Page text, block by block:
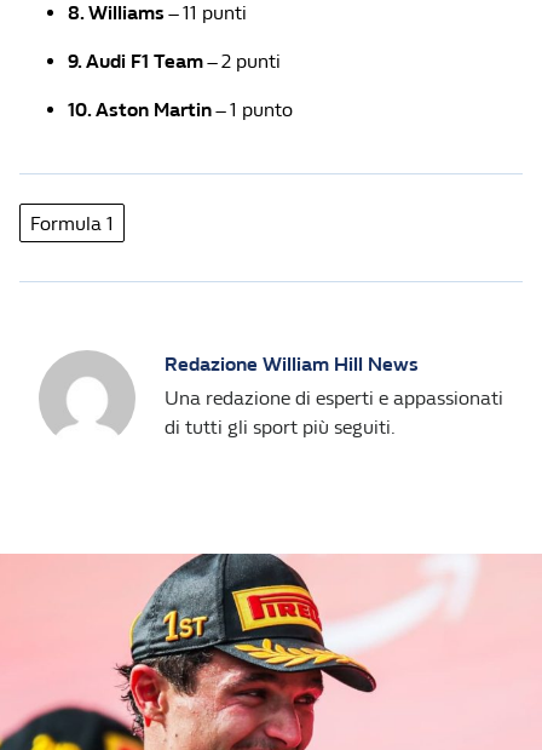
8. Williams – 11 punti
9. Audi F1 Team– 2 punti
10. Aston Martin– 1 punto
Formula 1
Redazione William Hill News
Una redazione di esperti e appassionati
di tutti gli sport più seguiti.